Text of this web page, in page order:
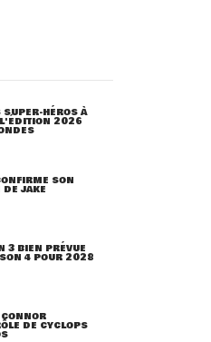
HÉROS À
L'ÉDITION 2026
SON
DE JAKE
3 BIEN PRÉVUE
4 POUR 2028
DE CYCLOPS